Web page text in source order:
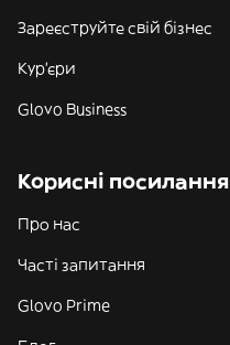
Зареєструйте свій бізнес
Кур'єри
Glovo Business
Корисні посилання
Про нас
Часті запитання
Glovo Prime